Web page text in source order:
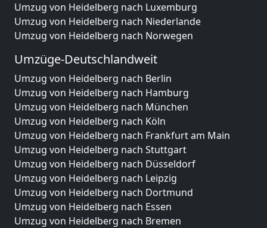
Umzug von Heidelberg nach Luxemburg
Umzug von Heidelberg nach Niederlande
Umzug von Heidelberg nach Norwegen
Umzüge-Deutschlandweit
Umzug von Heidelberg nach Berlin
Umzug von Heidelberg nach Hamburg
Umzug von Heidelberg nach München
Umzug von Heidelberg nach Köln
Umzug von Heidelberg nach Frankfurt am Main
Umzug von Heidelberg nach Stuttgart
Umzug von Heidelberg nach Düsseldorf
Umzug von Heidelberg nach Leipzig
Umzug von Heidelberg nach Dortmund
Umzug von Heidelberg nach Essen
Umzug von Heidelberg nach Bremen